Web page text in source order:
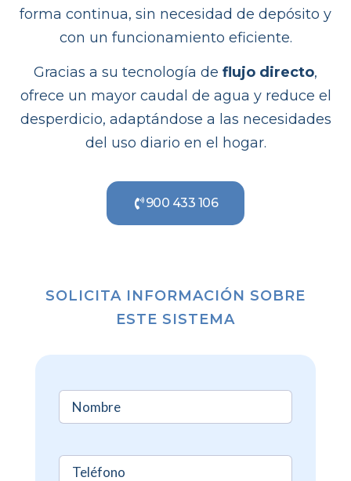
forma continua, sin necesidad de depósito y
con un funcionamiento eficiente.
Gracias a su tecnología de flujo directo,
ofrece un mayor caudal de agua y reduce el
desperdicio, adaptándose a las necesidades
del uso diario en el hogar.
900 433 106
SOLICITA INFORMACIÓN SOBRE
ESTE SISTEMA
Nombre (Required)
Sin
nombre(Required)